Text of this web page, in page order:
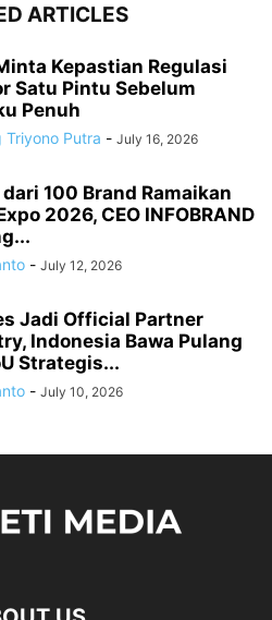
ARTICLES
Kepastian Regulasi
Satu Pintu Sebelum
Penuh
Triyono Putra - July 16, 2026
100 Brand Ramaikan
2026, CEO INFOBRAND
- July 12, 2026
Jadi Official Partner
Indonesia Bawa Pulang
Strategis...
- July 10, 2026